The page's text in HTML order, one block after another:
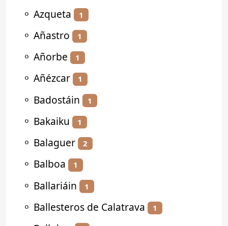
⚬ Azqueta 1
⚬ Añastro 1
⚬ Añorbe 1
⚬ Añézcar 1
⚬ Badostáin 1
⚬ Bakaiku 1
⚬ Balaguer 2
⚬ Balboa 1
⚬ Ballariáin 1
⚬ Ballesteros de Calatrava 1